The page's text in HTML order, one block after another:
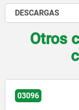
DESCARGAS
Otros
NUEVO